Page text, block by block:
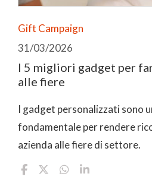
Gift Campaign
31/03/2026
I 5 migliori gadget per
alle fiere
I gadget personalizzati sono
fondamentale per rendere
azienda alle fiere di settore.